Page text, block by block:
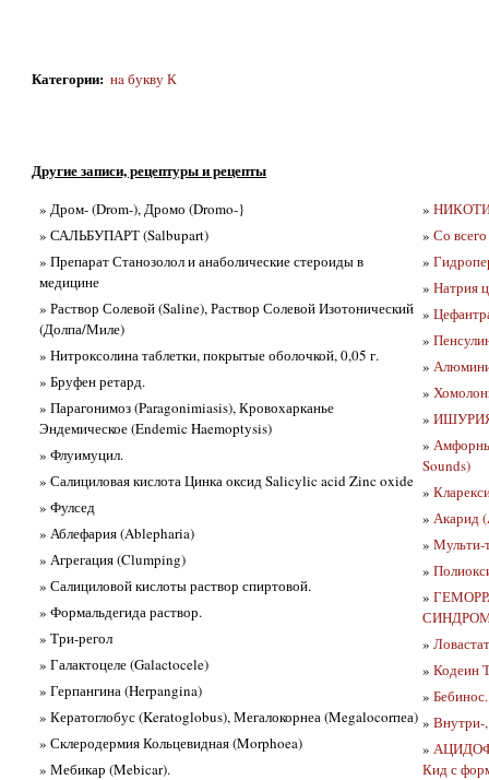
Категории: нa букву К
Другие записи, рецептуры и рецепты
» Дром- (Drom-), Дромо (Dromo-}
» САЛЬБУПАРТ (Salbupart)
» Препарат Станозолол и анаболические стероиды в
медицине
» Раствор Солевой (Saline), Раствор Солевой Изотонический
(Долпа/Миле)
» Нитроксолина таблетки, покрытые оболочкой, 0,05 г.
» Бруфен ретард.
» Парагонимоз (Paragonimiasis), Кровохарканье
Эндемическое (Endemic Haemoptysis)
» Флуимуцил.
» Салициловая кислота Цинка оксид Salicylic acid Zinc oxide
» Фулсед
» Аблефария (Ablepharia)
» Агрегация (Clumping)
» Салициловой кислоты раствор спиртовой.
» Формальдегида раствор.
» Три-регол
» Галактоцеле (Galactocele)
» Герпангина (Herpangina)
» Кератоглобус (Keratoglobus), Мегалокорнеа (Megalocorпеа)
» Склеродермия Кольцевидная (Morphoea)
» Мебикар (Mebicar).
»
» Со всего
»
» Натрия
»
»
»
»
»
»
Sounds)
»
» Акарид
» Мульти-
»
»
»
» Кодеин
» Бебинос.
» Внутри-
»
Кид с